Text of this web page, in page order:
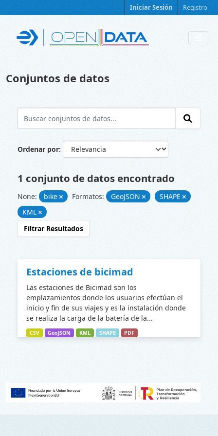
Iniciar Sesión Registro
Conjuntos de datos
Ordenar por
1 conjunto de datos encontrado
None: bike Formatos: GeoJSON
SHAPE
KML
Filtrar Resultados
Estaciones de bicimad
Las estaciones de Bicimad son los
emplazamientos donde los usuarios efectúan el
inicio y fin de sus viajes y es la instalación donde
se realiza la carga de la batería de la...
CSV GeoJSON KML SHAPE PDF